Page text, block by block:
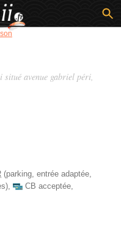
situé avenue gabriel péri,
(parking, entrée adaptée,
, CB acceptée,